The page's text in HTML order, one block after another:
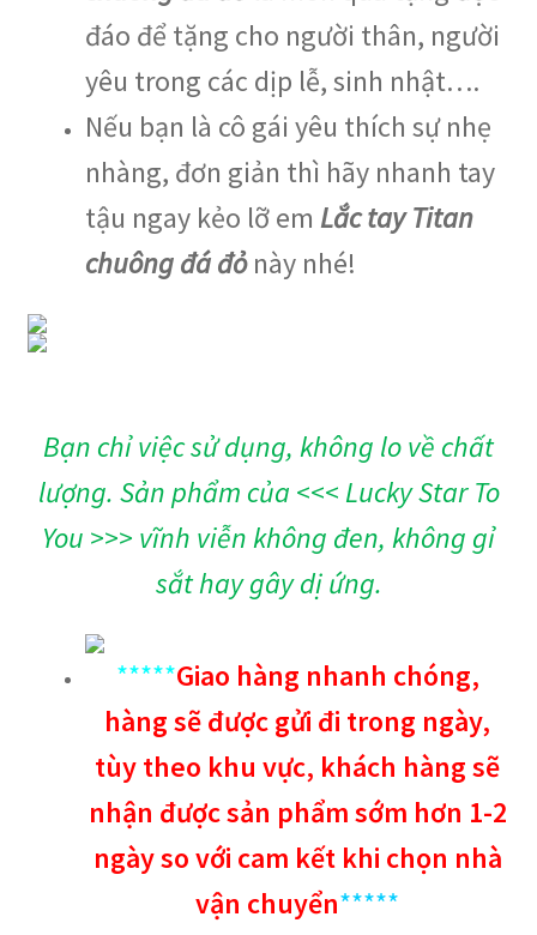
đáo để tặng cho người thân, người
yêu trong các dịp lễ, sinh nhật….
Nếu bạn là cô gái yêu thích sự nhẹ
nhàng, đơn giản thì hãy nhanh tay
tậu ngay kẻo lỡ em Lắc tay Titan
chuông đá đỏnày nhé!
Bạn chỉ việc sử dụng, không lo về chất
lượng. Sản phẩm của <<< Lucky Star To
You >>> vĩnh viễn không đen, không gỉ
sắt hay gây dị ứng.
*****Giao hàng nhanh chóng,
hàng sẽ được gửi đi trong ngày,
tùy theo khu vực, khách hàng sẽ
nhận được sản phẩm sớm hơn 1-2
ngày so với cam kết khi chọn nhà
vận chuyển*****